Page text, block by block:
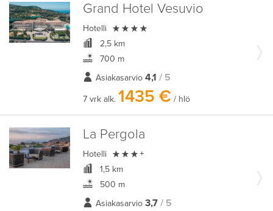
Grand Hotel Vesuvio
Hotelli 
2,5 km
700 m
Asiakasarvio 4,1 / 5
7 vrk alk. 1435 € / hlö
La Pergola
Hotelli  +
1,5 km
500 m
Asiakasarvio 3,7 / 5